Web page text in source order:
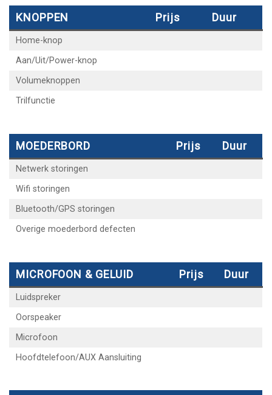
KNOPPEN Prijs Duur
Home-knop
Aan/Uit/Power-knop
Volumeknoppen
Trilfunctie
MOEDERBORD Prijs Duur
Netwerk storingen
Wifi storingen
Bluetooth/GPS storingen
Overige moederbord defecten
MICROFOON & GELUID Prijs Duur
Luidspreker
Oorspeaker
Microfoon
Hoofdtelefoon/AUX Aansluiting